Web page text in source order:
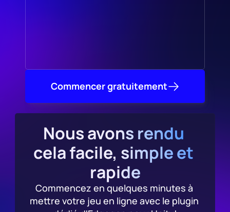
Commencer gratuitement
Nous avons rendu
cela facile, simple et
rapide
Commencez en quelques minutes à
mettre votre jeu en ligne avec le plugin